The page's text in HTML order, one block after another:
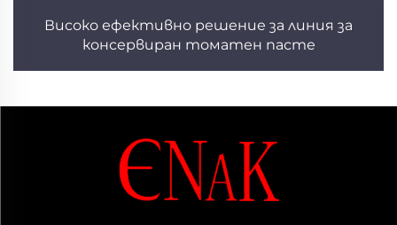
Високо ефективно решение за линия за
консервиран томатен пасте